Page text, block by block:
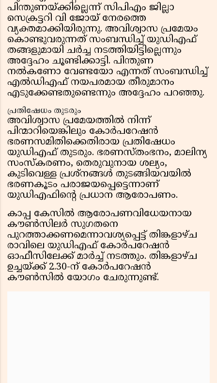
പിന്തുണയ്ക്കില്ലെന്ന് സിപിഎം ജില്ലാ
സെക്രട്ടറി വി ജോയ് നേരത്തെ
വ്യക്തമാക്കിയിരുന്നു. അവിശ്വാസ പ്രമേയം
കൊണ്ടുവരുന്നത് സംബന്ധിച്ച് യുഡിഎഫ്
തങ്ങളുമായി ചർച്ച നടത്തിയിട്ടില്ലെന്നും
അദ്ദേഹം ചൂണ്ടിക്കാട്ടി. പിന്തുണ
നൽകണോ വേണ്ടയോ എന്നത് സംബന്ധിച്ച്
എൽഡിഎഫ് നയപരമായ തീരുമാനം
എടുക്കേണ്ടതുണ്ടെന്നും അദ്ദേഹം പറഞ്ഞു.
പ്രതിഷേധം തുടരും
അവിശ്വാസ പ്രമേയത്തിൽ നിന്ന്
പിന്മാറിയെങ്കിലും കോർപറേഷൻ
ഭരണസമിതിക്കെതിരായ പ്രതിഷേധം
യുഡിഎഫ് തുടരും. ഭരണസ്തംഭനം, മാലിന്യ
സംസ്കരണം, തെരുവുനായ ശല്യം,
കുടിവെള്ള പ്രശ്നങ്ങൾ തുടങ്ങിയവയിൽ
ഭരണകൂടം പരാജയപ്പെട്ടെന്നാണ്
യുഡിഎഫിന്റെ പ്രധാന ആരോപണം.
കാപ്പ കേസിൽ ആരോപണവിധേയനായ
കൗൺസിലർ സുഗതനെ
പുറത്താക്കണമെന്നാവശ്യപ്പെട്ട് തിങ്കളാഴ്ച
രാവിലെ യുഡിഎഫ് കോർപറേഷൻ
ഓഫീസിലേക്ക് മാർച്ച് നടത്തും. തിങ്കളാഴ്ച
ഉച്ചയ്ക്ക് 2.30-ന് കോർപറേഷൻ
കൗൺസിൽ യോഗം ചേരുന്നുണ്ട്.